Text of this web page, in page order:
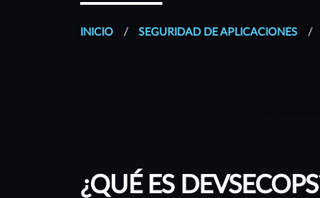
INICIO SEGURIDAD DE APLICACIONES
¿QUÉ ES